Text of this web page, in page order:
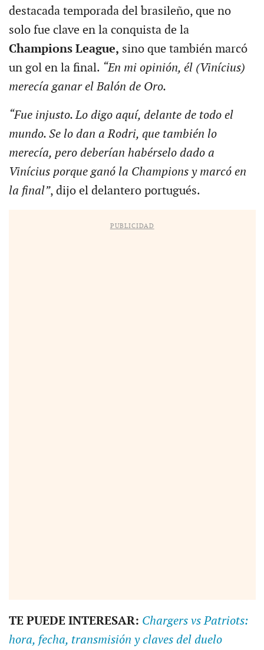
destacada temporada del brasileño, que no
solo fue clave en la conquista de la
Champions League, sino que también marcó
un gol en la final. “En mi opinión, él (Vinícius)
merecía ganar el Balón de Oro.
“Fue injusto. Lo digo aquí, delante de todo el
mundo. Se lo dan a Rodri, que también lo
merecía, pero deberían habérselo dado a
Vinícius porque ganó la Champions y marcó en
la final”, dijo el delantero portugués.
PUBLICIDAD
TE PUEDE INTERESAR: Chargers vs Patriots:
hora, fecha, transmisión y claves del duelo